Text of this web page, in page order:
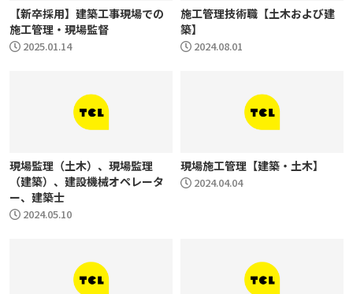
【新卒採用】建築工事現場での
施工管理・現場監督
2025.01.14
施工管理技術職【土木および建
築】
2024.08.01
現場監理（土木）、現場監理
（建築）、建設機械オペレータ
ー、建築士
2024.05.10
現場施工管理【建築・土木】
2024.04.04